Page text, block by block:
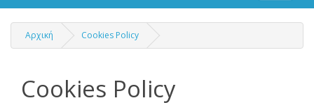
Αρχική Cookies Policy
Cookies Policy